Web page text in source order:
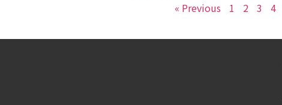
« Previous 1 2 3 4